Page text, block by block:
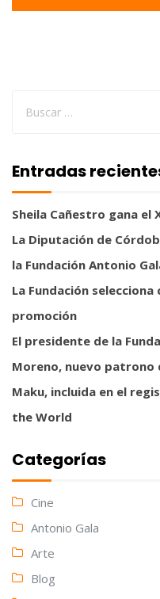
Entradas
Sheila Cañestro gana el
La Diputación de
la Fundación Antonio
La Fundación
promoción
El presidente de la
Moreno, nuevo patrono
Maku, incluida en el
the World
Categorías
Cine
Antonio Gala
Arte
Blog